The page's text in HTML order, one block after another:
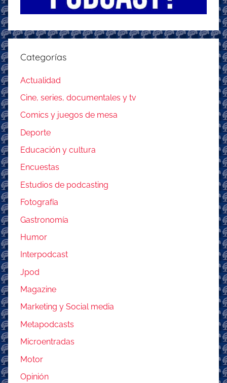
Categorías
Actualidad
Cine, series, documentales y tv
Comics y juegos de mesa
Deporte
Educación y cultura
Encuestas
Estudios de podcasting
Fotografía
Gastronomía
Humor
Interpodcast
Jpod
Magazine
Marketing y Social media
Metapodcasts
Microentradas
Motor
Opinión